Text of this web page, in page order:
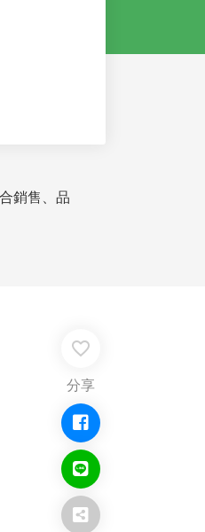
銷售、品
favorite_border
分享